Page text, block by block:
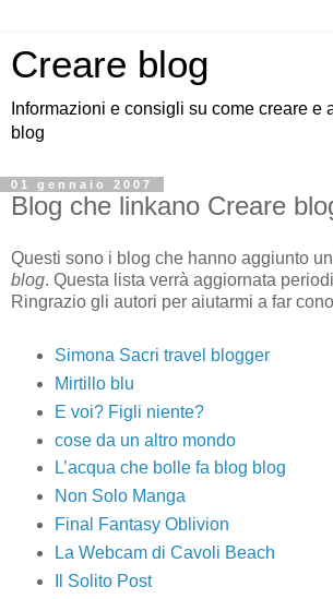
Creare blog
Informazioni e consigli su come creare e
blog
01 gennaio 2007
Blog che linkano Creare
Questi sono i blog che hanno aggiunto
blog. Questa lista verrà aggiornata
Ringrazio gli autori per aiutarmi a far
Simona Sacri travel blogger
Mirtillo blu
E voi? Figli niente?
cose da un altro mondo
L’acqua che bolle fa blog blog
Non Solo Manga
Final Fantasy Oblivion
La Webcam di Cavoli Beach
Il Solito Post